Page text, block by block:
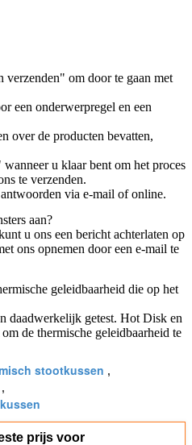
om door te gaan met
een onderwerpregel en een
over de producten bevatten,
u klaar bent om het proces
te verzenden.
via e-mail of online.
aan?
u ons een bericht achterlaten op
ons opnemen door een e-mail te
geleidbaarheid die op het
daadwerkelijk getest. Hot Disk en
de thermische geleidbaarheid te
stootkussen ,
,
prijs voor